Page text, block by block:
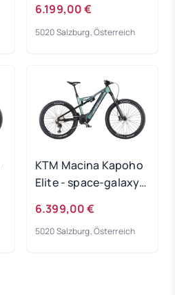
6.199,00 €
5020 Salzburg, Österreich
KTM Macina Kapoho
Elite - space-galaxy-
M
6.399,00 €
5020 Salzburg, Österreich